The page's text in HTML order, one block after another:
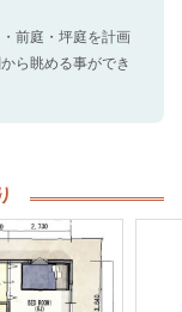
前庭・坪庭を計画
ら眺める事ができ